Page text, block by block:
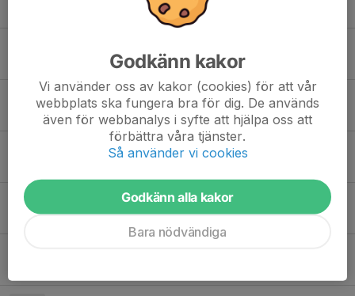
3 aug, 10:06 0
GIF Cup 2026
26 jul, 18:20
Värdegrund och spelarregler
Piteå Summer Games 26-28/6
10 jun, 11:18 0
Godkänn kakor
Vi använder oss av kakor (cookies) för att vår
webbplats ska fungera bra för dig. De används
även för webbanalys i syfte att hjälpa oss att
förbättra våra tjänster.
Så använder vi cookies
Godkänn alla kakor
Bara nödvändiga